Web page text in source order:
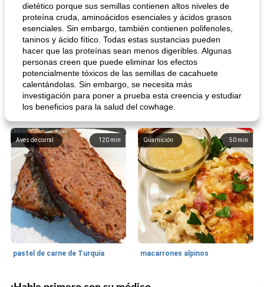
dietético porque sus semillas contienen altos niveles de
proteína cruda, aminoácidos esenciales y ácidos grasos
esenciales. Sin embargo, también contienen polifenoles,
taninos y ácido fítico. Todas estas sustancias pueden
hacer que las proteínas sean menos digeribles. Algunas
personas creen que puede eliminar los efectos
potencialmente tóxicos de las semillas de cacahuete
calentándolas. Sin embargo, se necesita más
investigación para poner a prueba esta creencia y estudiar
los beneficios para la salud del cowhage.
120 min
Aves de corral
pastel de carne de Turquía
50 min
Guarnición
macarrones alpinos